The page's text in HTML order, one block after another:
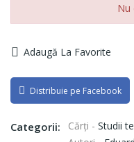
Nu
Adaugă La Favorite
Distribuie pe Facebook
Categorii: Cărți - Studii